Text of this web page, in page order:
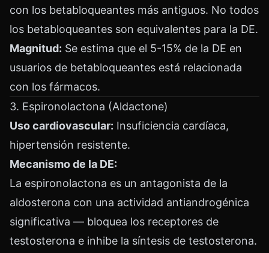
con los betabloqueantes más antiguos. No todos
los betabloqueantes son equivalentes para la DE.
Magnitud: Se estima que el 5-15% de la DE en
usuarios de betabloqueantes está relacionada
con los fármacos.
3. Espironolactona (Aldactone)
Uso cardiovascular: Insuficiencia cardíaca,
hipertensión resistente.
Mecanismo de la DE:
La espironolactona es un antagonista de la
aldosterona con una actividad antiandrogénica
significativa — bloquea los receptores de
testosterona e inhibe la síntesis de testosterona.